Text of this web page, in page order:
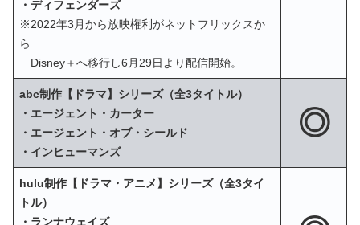
・ディフェンダーズ
※2022年3月から放映権利がネットフリックスか
ら
Disney＋へ移行し6月29日より配信開始。
abc制作【ドラマ】シリーズ（全3タイトル）
・エージェント・カーター
・エージェント・オブ・シールド
・インヒューマンズ
◎
hulu制作【ドラマ・アニメ】シリーズ（全3タイ
トル）
・ランナウェイズ